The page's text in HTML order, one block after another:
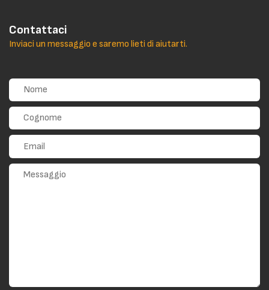
Contattaci
Inviaci un messaggio e saremo lieti di aiutarti.